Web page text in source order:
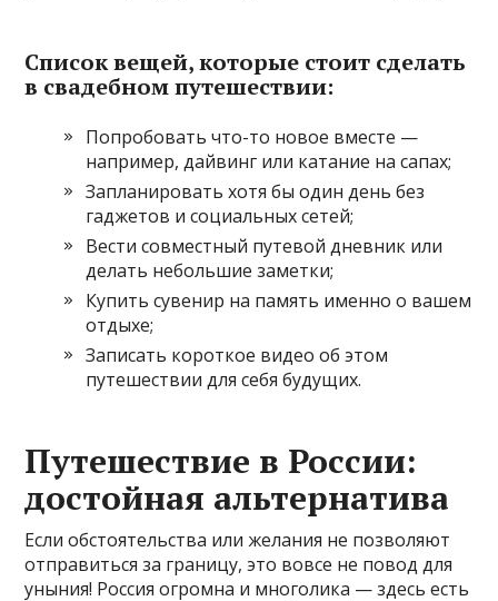
Список вещей, которые стоит сделать
в свадебном путешествии:
Попробовать что-то новое вместе —
например, дайвинг или катание на сапах;
Запланировать хотя бы один день без
гаджетов и социальных сетей;
Вести совместный путевой дневник или
делать небольшие заметки;
Купить сувенир на память именно о вашем
отдыхе;
Записать короткое видео об этом
путешествии для себя будущих.
Путешествие в России:
достойная альтернатива
Если обстоятельства или желания не позволяют
отправиться за границу, это вовсе не повод для
уныния! Россия огромна и многолика — здесь есть